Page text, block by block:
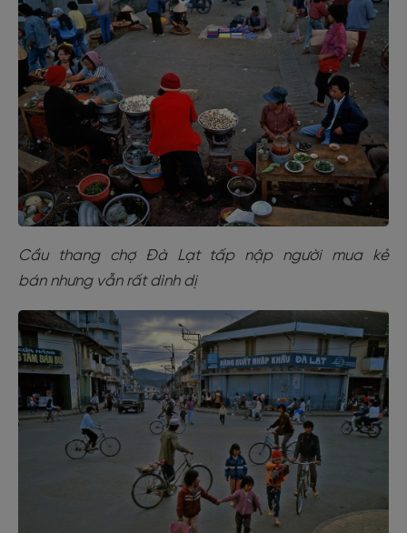
Cầu thang chợ Đà Lạt tấp nập người mua kẻ
bán nhưng vẫn rất dình dị